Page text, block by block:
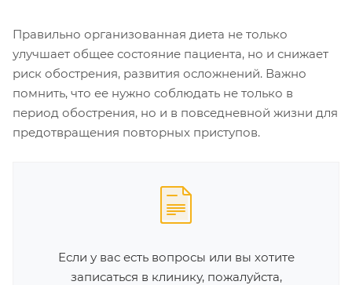
Правильно организованная диета не только
улучшает общее состояние пациента, но и снижает
риск обострения, развития осложнений. Важно
помнить, что ее нужно соблюдать не только в
период обострения, но и в повседневной жизни для
предотвращения повторных приступов.
Если у вас есть вопросы или вы хотите
записаться в клинику, пожалуйста,